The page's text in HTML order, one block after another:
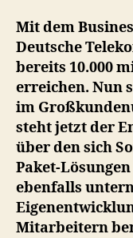
Mit dem
Deutsche
bereits 10.000
erreichen. Nun
im
steht jetzt der
über den sich
Paket-
ebenfalls
Mitarbeitern